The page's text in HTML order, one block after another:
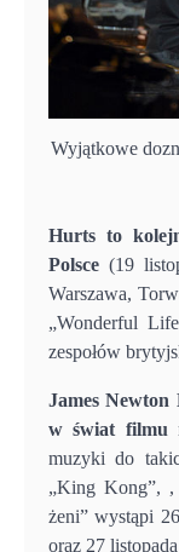
Wyjątkowe
Hurts to
Polsce (19
Warszawa,
„Wonderful
zespołów
James
w świat filmu
muzyki do
„King Kong”, ,
żeni” wystąpi
oraz 27